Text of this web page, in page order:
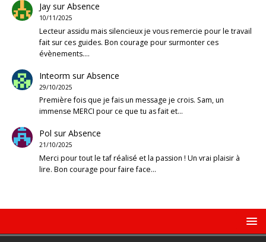
JaysurAbsence
10/11/2025
Lecteur assidu mais silencieux je vous remercie pour le travail
fait sur ces guides. Bon courage pour surmonter ces
évènements.…
Inteorm surAbsence
29/10/2025
Première fois que je fais un message je crois. Sam, un
immense MERCI pour ce que tu as fait et…
Pol surAbsence
21/10/2025
Merci pour tout le taf réalisé et la passion ! Un vrai plaisir à
lire. Bon courage pour faire face…